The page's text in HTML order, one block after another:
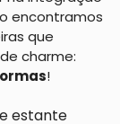
encontramos
que
charme:
!
estante